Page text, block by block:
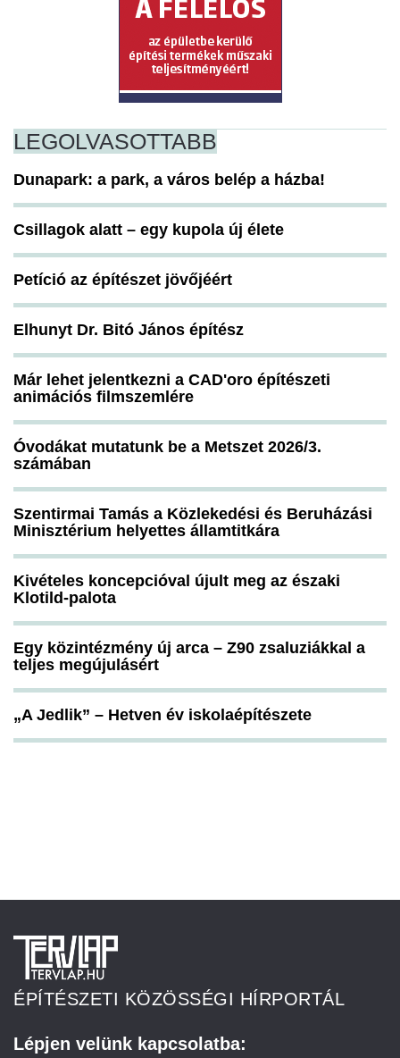
LEGOLVASOTTABB
Dunapark: a park, a város belép a házba!
Csillagok alatt – egy kupola új élete
Petíció az építészet jövőjéért
Elhunyt Dr. Bitó János építész
Már lehet jelentkezni a CAD'oro építészeti
animációs filmszemlére
Óvodákat mutatunk be a Metszet 2026/3.
számában
Szentirmai Tamás a Közlekedési és Beruházási
Minisztérium helyettes államtitkára
Kivételes koncepcióval újult meg az északi
Klotild-palota
Egy közintézmény új arca – Z90 zsaluziákkal a
teljes megújulásért
„A Jedlik” – Hetven év iskolaépítészete
ÉPÍTÉSZETI KÖZÖSSÉGI HÍRPORTÁL
Lépjen velünk kapcsolatba: